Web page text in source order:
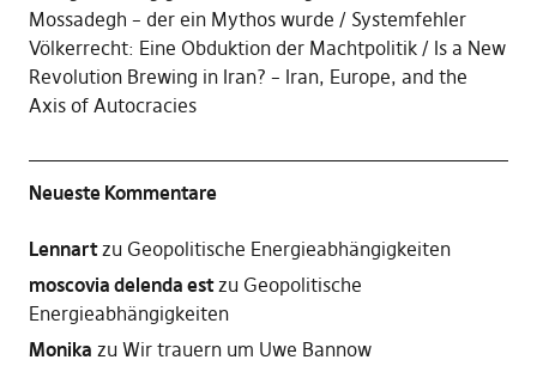
Mossadegh – der ein Mythos wurde
Systemfehler
Völkerrecht: Eine Obduktion der Machtpolitik
Is a New
Revolution Brewing in Iran? – Iran, Europe, and the
Axis of Autocracies
Neueste Kommentare
Lennartzu Geopolitische Energieabhängigkeiten
moscovia delenda estzu Geopolitische
Energieabhängigkeiten
Monika zu Wir trauern um Uwe Bannow